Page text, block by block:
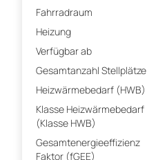
Fahrradraum
Heizung
Verfügbar ab
Gesamtanzahl Stellplätze
Heizwärmebedarf (HWB)
Klasse Heizwärmebedarf
(Klasse HWB)
Gesamtenergieeffizienz
Faktor (fGEE)